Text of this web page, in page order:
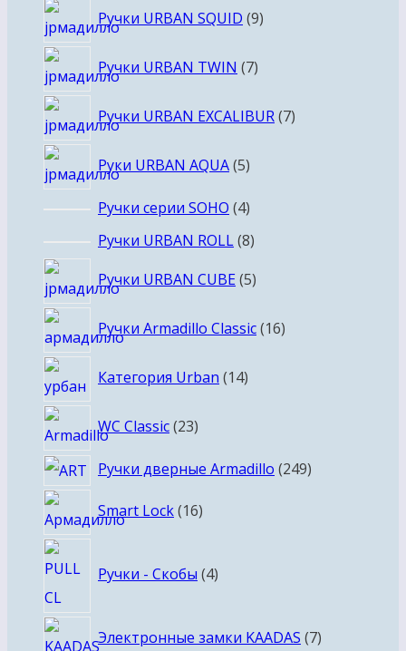
Ручки URBAN SQUID 99
Ручки URBAN TWIN 77
Ручки URBAN EXCALIBUR 77
Руки URBAN AQUA 55
Ручки серии SOHO 44
товара
Ручки URBAN ROLL 88
Ручки URBAN CUBE 55
Ручки Armadillo Classic 1616
Категория Urban 1414
WC Classic 2323
Ручки дверные Armadillo 249249
Smart Lock 1616
Ручки - Скобы 4товара
Электронные замки KAADAS 77